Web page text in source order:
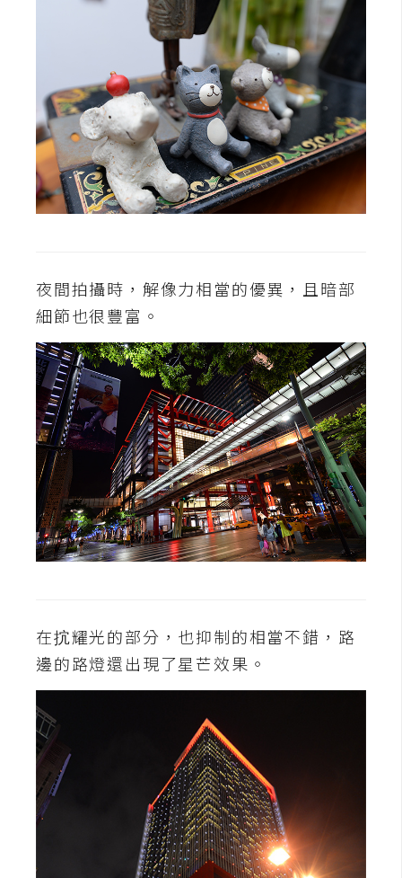
r
伺
服
器
資
源
免
費
圖
示
免
費
版
型
A
C
開
箱
梅
開
夜間拍攝時，解像力相當的優異，且暗部
細節也很豐富。
在抭耀光的部分，也抑制的相當不錯，路
邊的路燈還出現了星芒效果。